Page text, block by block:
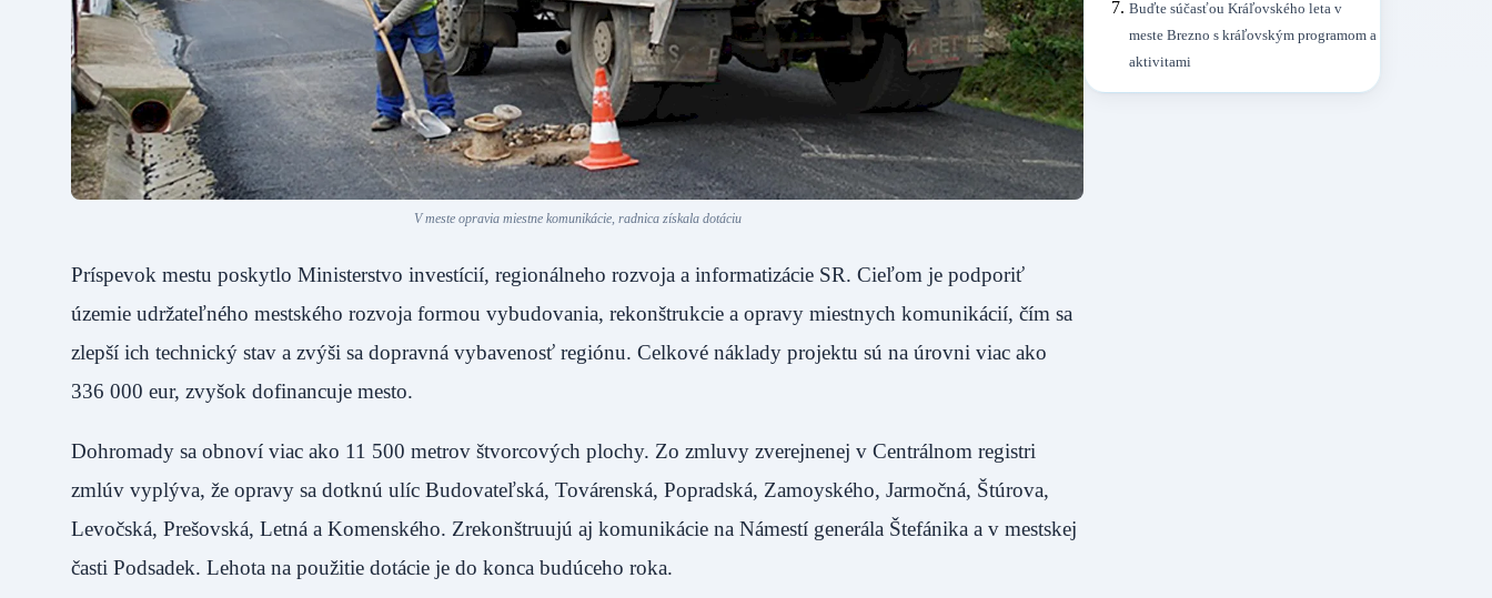
V meste opravia miestne komunikácie, radnica získala dotáciu
Príspevok mestu poskytlo Ministerstvo investícií, regionálneho rozvoja a informatizácie SR. Cieľom je podporiť
územie udržateľného mestského rozvoja formou vybudovania, rekonštrukcie a opravy miestnych komunikácií, čím sa
zlepší ich technický stav a zvýši sa dopravná vybavenosť regiónu. Celkové náklady projektu sú na úrovni viac ako
336 000 eur, zvyšok dofinancuje mesto.
Dohromady sa obnoví viac ako 11 500 metrov štvorcových plochy. Zo zmluvy zverejnenej v Centrálnom registri
zmlúv vyplýva, že opravy sa dotknú ulíc Budovateľská, Továrenská, Popradská, Zamoyského, Jarmočná, Štúrova,
Levočská, Prešovská, Letná a Komenského. Zrekonštruujú aj komunikácie na Námestí generála Štefánika a v mestskej
časti Podsadek. Lehota na použitie dotácie je do konca budúceho roka.
Buďte súčasťou Kráľovského leta v
meste Brezno s kráľovským programom a
aktivitami